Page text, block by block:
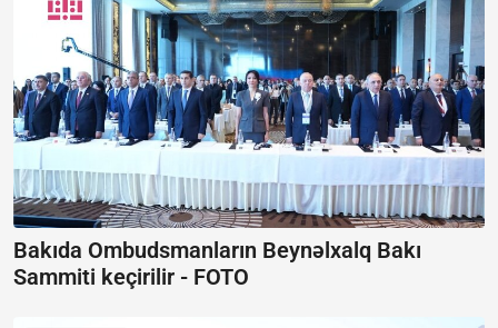
Bakıda Ombudsmanların Beynəlxalq Bakı
Sammiti keçirilir - FOTO